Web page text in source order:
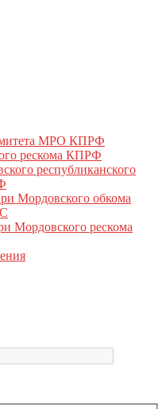
МРО КПРФ
рескома КПРФ
республиканского
Мордовского обкома
Мордовского рескома